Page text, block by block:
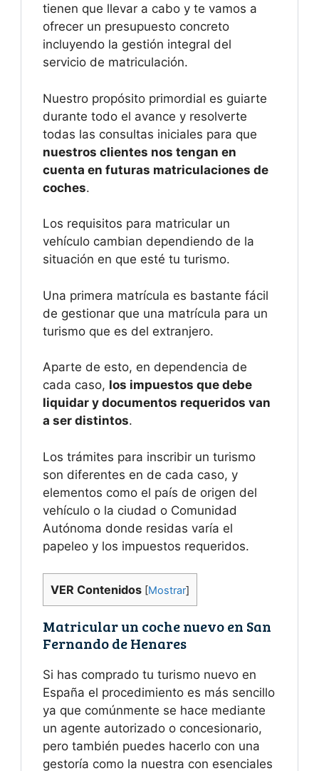
tienen que llevar a cabo y te vamos a
ofrecer un presupuesto concreto
incluyendo la gestión integral del
servicio de matriculación.
Nuestro propósito primordial es guiarte
durante todo el avance y resolverte
todas las consultas iniciales para que
nuestros clientes nos tengan en
cuenta en futuras matriculaciones de
coches.
Los requisitos para matricular un
vehículo cambian dependiendo de la
situación en que esté tu turismo.
Una primera matrícula es bastante fácil
de gestionar que una matrícula para un
turismo que es del extranjero.
Aparte de esto, en dependencia de
cada caso, los impuestos que debe
liquidar y documentos requeridos van
a ser distintos.
Los trámites para inscribir un turismo
son diferentes en de cada caso, y
elementos como el país de origen del
vehículo o la ciudad o Comunidad
Autónoma donde residas varía el
papeleo y los impuestos requeridos.
VER Contenidos [Mostrar]
Matricular un coche nuevo en San
Fernando de Henares
Si has comprado tu turismo nuevo en
España el procedimiento es más sencillo
ya que comúnmente se hace mediante
un agente autorizado o concesionario,
pero también puedes hacerlo con una
gestoría como la nuestra con esenciales